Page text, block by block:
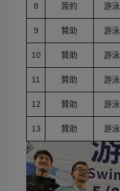
8 簽約 游泳
9 贊助 游泳
10 贊助 游泳
11 贊助 游泳
12 贊助 游泳
13 贊助 游泳